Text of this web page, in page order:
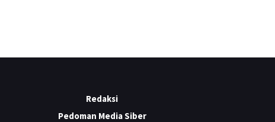
Redaksi
Pedoman Media Siber